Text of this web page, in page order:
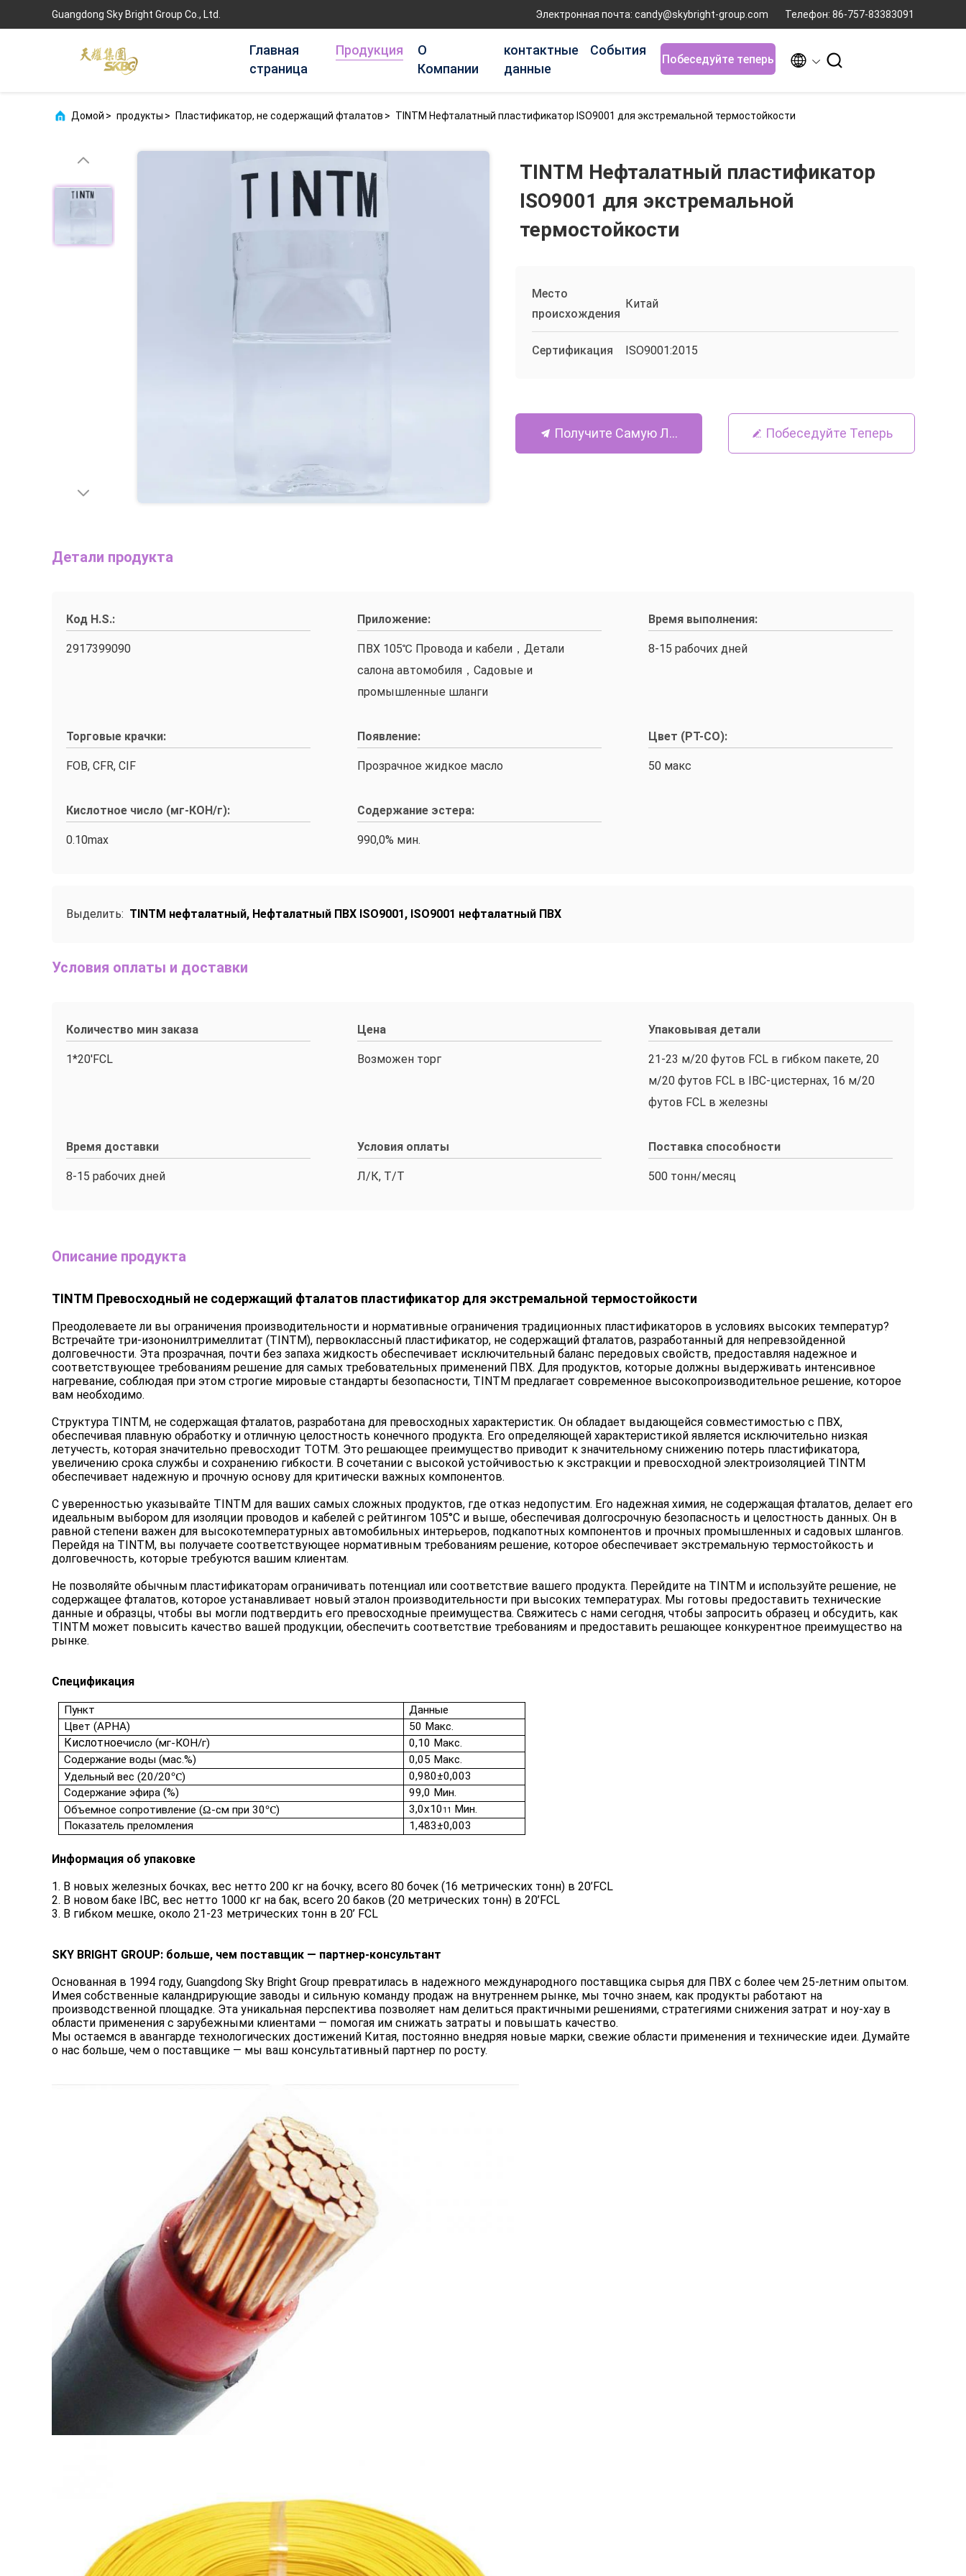
Guangdong Sky Bright Group Co., Ltd. Электронная почта: candy@skybright-group.com Телефон: 86-757-83383091
Главная
страница
Продукция
О
Компании
контактные
данные
События
Побеседуйте теперь  
Домой > продукты > Пластификатор, не содержащий фталатов > TINTM Нефталатный пластификатор ISO9001 для экстремальной термостойкости
TINTM Нефталатный пластификатор
ISO9001 для экстремальной
термостойкости
Место
происхождения
Китай
Сертификация ISO9001:2015
Получите Самую Лучшую Цену Побеседуйте Теперь
Детали продукта
Код H.S.:
2917399090
Приложение:
ПВХ 105℃ Провода и кабели，Детали
салона автомобиля，Садовые и
промышленные шланги
Время выполнения:
8-15 рабочих дней
Торговые крачки:
FOB, CFR, CIF
Появление:
Прозрачное жидкое масло
Цвет (PT-CO):
50 макс
Кислотное число (мг-КОН/г):
0.10max
Содержание эстера:
990,0% мин.
Выделить: TINTM нефталатный, Нефталатный ПВХ ISO9001, ISO9001 нефталатный ПВХ
Условия оплаты и доставки
Количество мин заказа
1*20'FCL
Цена
Возможен торг
Упаковывая детали
21-23 м/20 футов FCL в гибком пакете, 20
м/20 футов FCL в IBC-цистернах, 16 м/20
футов FCL в железны
Время доставки
8-15 рабочих дней
Условия оплаты
Л/К, Т/Т
Поставка способности
500 тонн/месяц
Описание продукта
TINTM Превосходный не содержащий фталатов пластификатор для экстремальной термостойкости
Преодолеваете ли вы ограничения производительности и нормативные ограничения традиционных пластификаторов в условиях высоких температур?
Встречайте три-изононилтримеллитат (TINTM), первоклассный пластификатор, не содержащий фталатов, разработанный для непревзойденной
долговечности. Эта прозрачная, почти без запаха жидкость обеспечивает исключительный баланс передовых свойств, предоставляя надежное и
соответствующее требованиям решение для самых требовательных применений ПВХ. Для продуктов, которые должны выдерживать интенсивное
нагревание, соблюдая при этом строгие мировые стандарты безопасности, TINTM предлагает современное высокопроизводительное решение, которое
вам необходимо.
Структура TINTM, не содержащая фталатов, разработана для превосходных характеристик. Он обладает выдающейся совместимостью с ПВХ,
обеспечивая плавную обработку и отличную целостность конечного продукта. Его определяющей характеристикой является исключительно низкая
летучесть, которая значительно превосходит TOTM. Это решающее преимущество приводит к значительному снижению потерь пластификатора,
увеличению срока службы и сохранению гибкости. В сочетании с высокой устойчивостью к экстракции и превосходной электроизоляцией TINTM
обеспечивает надежную и прочную основу для критически важных компонентов.
С уверенностью указывайте TINTM для ваших самых сложных продуктов, где отказ недопустим. Его надежная химия, не содержащая фталатов, делает его
идеальным выбором для изоляции проводов и кабелей с рейтингом 105°C и выше, обеспечивая долгосрочную безопасность и целостность данных. Он в
равной степени важен для высокотемпературных автомобильных интерьеров, подкапотных компонентов и прочных промышленных и садовых шлангов.
Перейдя на TINTM, вы получаете соответствующее нормативным требованиям решение, которое обеспечивает экстремальную термостойкость и
долговечность, которые требуются вашим клиентам.
Не позволяйте обычным пластификаторам ограничивать потенциал или соответствие вашего продукта. Перейдите на TINTM и используйте решение, не
содержащее фталатов, которое устанавливает новый эталон производительности при высоких температурах. Мы готовы предоставить технические
данные и образцы, чтобы вы могли подтвердить его превосходные преимущества. Свяжитесь с нами сегодня, чтобы запросить образец и обсудить, как
TINTM может повысить качество вашей продукции, обеспечить соответствие требованиям и предоставить решающее конкурентное преимущество на
рынке.
Спецификация
Пункт
Данные
Цвет (APHA)
50 Макс.
Кислотноечисло (мг-КОН/г)
0,10 Макс.
Содержание воды (мас.%)
0,05 Макс.
Удельный вес (20/20℃)
0,980±0,003
Содержание эфира (%)
99,0 Мин.
Объемное сопротивление (Ω-см при 30℃) 3,0x1011 Мин.
Показатель преломления
1,483±0,003
Информация об упаковке
1. В новых железных бочках, вес нетто 200 кг на бочку, всего 80 бочек (16 метрических тонн) в 20’FCL
2. В новом баке IBC, вес нетто 1000 кг на бак, всего 20 баков (20 метрических тонн) в 20’FCL
3. В гибком мешке, около 21-23 метрических тонн в 20’ FCL
SKY BRIGHT GROUP: больше, чем поставщик — партнер-консультант
Основанная в 1994 году, Guangdong Sky Bright Group превратилась в надежного международного поставщика сырья для ПВХ с более чем 25-летним опытом.
Имея собственные каландрирующие заводы и сильную команду продаж на внутреннем рынке, мы точно знаем, как продукты работают на
производственной площадке. Эта уникальная перспектива позволяет нам делиться практичными решениями, стратегиями снижения затрат и ноу-хау в
области применения с зарубежными клиентами — помогая им снижать затраты и повышать качество.
Мы остаемся в авангарде технологических достижений Китая, постоянно внедряя новые марки, свежие области применения и технические идеи. Думайте
о нас больше, чем о поставщике — мы ваш консультативный партнер по росту.